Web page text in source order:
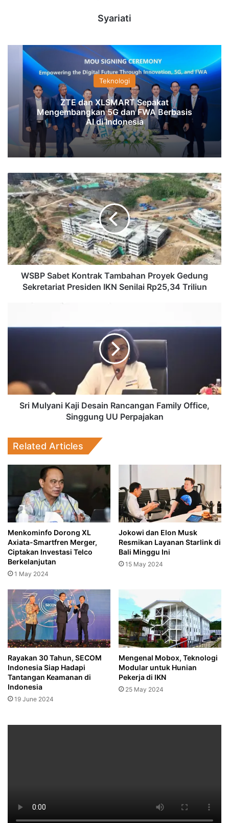
Syariati
Teknologi
ZTE dan XLSMART Sepakat
Mengembangkan 5G dan FWA Berbasis
AI di Indonesia
WSBP
Sabet
Kontrak
Tambahan
Proyek
Gedung
Sekretariat
Presiden
IKN
Senilai
Rp25,34
WSBP Sabet Kontrak Tambahan Proyek Gedung
Sekretariat Presiden IKN Senilai Rp25,34 Triliun
Kaji
Singgung
UU
Perpajakan
Sri Mulyani Kaji Desain Rancangan Family Office,
Singgung UU Perpajakan
Related Articles
Menkominfo Dorong XL
Axiata-Smartfren Merger,
Ciptakan Investasi Telco
Berkelanjutan
1 May 2024
Jokowi dan Elon Musk
Resmikan Layanan Starlink di
Bali Minggu Ini
15 May 2024
Rayakan 30 Tahun, SECOM
Indonesia Siap Hadapi
Tantangan Keamanan di
Indonesia
19 June 2024
Mengenal Mobox, Teknologi
Modular untuk Hunian
Pekerja di IKN
25 May 2024